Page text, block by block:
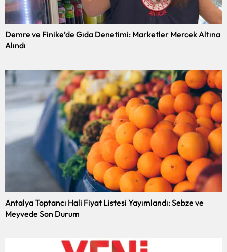
Demre ve Finike’de Gıda Denetimi: Marketler Mercek Altına
Alındı
Antalya Toptancı Hali Fiyat Listesi Yayımlandı: Sebze ve
Meyvede Son Durum